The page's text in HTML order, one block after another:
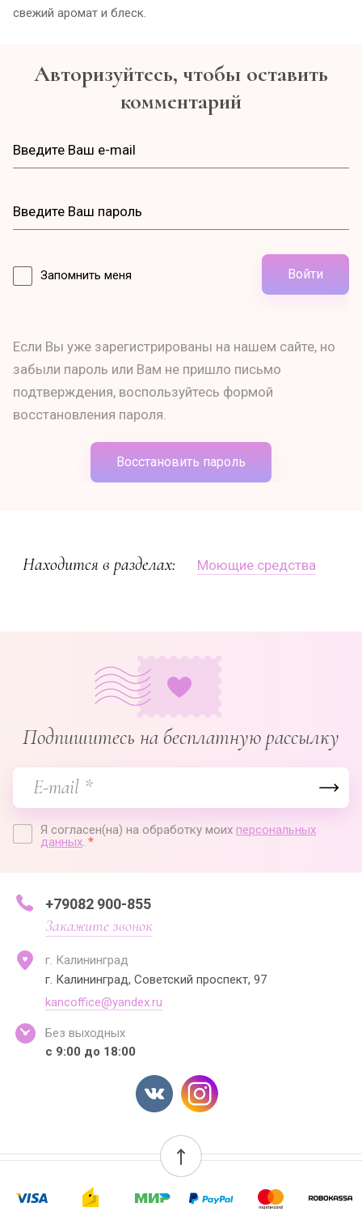
свежий аромат и блеск.
Авторизуйтесь, чтобы оставить
комментарий
Запомнить меня Войти
Если Вы уже зарегистрированы на нашем сайте, но
забыли пароль или Вам не пришло письмо
подтверждения, воспользуйтесь формой
восстановления пароля.
Восстановить пароль
Находится в разделах: Моющие средства
Подпишитесь на бесплатную рассылку
Я согласен(на) на обработку моих персональных
данных. *
+79082 900-855
Закажите звонок
г. Калининград
г. Калининград, Советский проспект, 97
kancoffice@yandex.ru
Без выходных
с 9:00 до 18:00